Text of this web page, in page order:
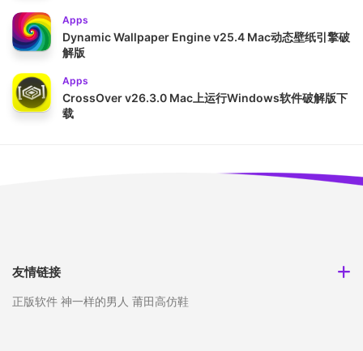
Apps
Dynamic Wallpaper Engine v25.4 Mac动态壁纸引擎破
解版
Apps
CrossOver v26.3.0 Mac上运行Windows软件破解版下
载
友情链接
正版软件 神一样的男人 莆田高仿鞋